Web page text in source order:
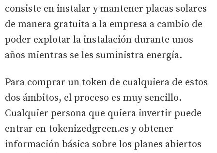
consiste en instalar y mantener placas solares
de manera gratuita a la empresa a cambio de
poder explotar la instalación durante unos
años mientras se les suministra energía.
Para comprar un token de cualquiera de estos
dos ámbitos, el proceso es muy sencillo.
Cualquier persona que quiera invertir puede
entrar en tokenizedgreen.es y obtener
información básica sobre los planes abiertos